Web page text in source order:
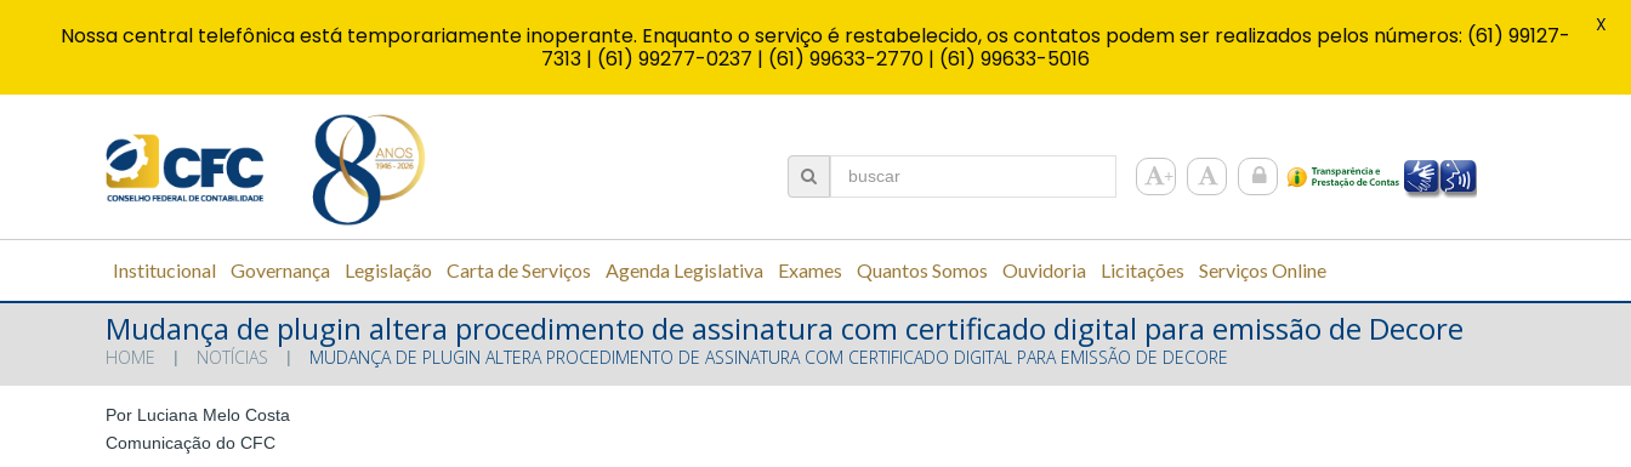
Institucional Governança Legislação Carta de Serviços Agenda Legislativa Exames Quantos Somos Ouvidoria Licitações Serviços Online
Mudança de plugin altera procedimento de assinatura com certificado digital para emissão de Decore
HOME NOTÍCIAS MUDANÇA DE PLUGIN ALTERA PROCEDIMENTO DE ASSINATURA COM CERTIFICADO DIGITAL PARA EMISSÃO DE DECORE
Por Luciana Melo Costa
Comunicação do CFC
Nossa central telefônica está temporariamente inoperante. Enquanto o serviço é restabelecido, os contatos podem ser realizados pelos números: (61) 99127-
7313 | (61) 99277-0237 | (61) 99633-2770 | (61) 99633-5016
X